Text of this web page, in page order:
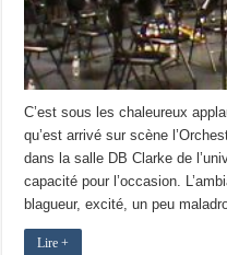
C’est sous les chaleureux
qu’est arrivé sur scène
dans la salle DB Clarke de
capacité pour l’occasion.
blagueur, excité, un peu
Lire +